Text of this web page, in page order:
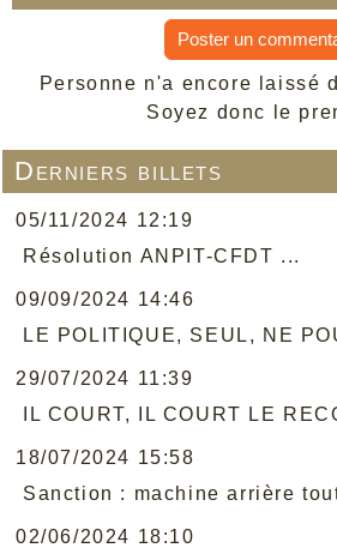
Derniers billets
05/11/2024 12:19
Résolution ANPIT-CFDT ...
09/09/2024 14:46
LE POLITIQUE, SEUL, NE
29/07/2024 11:39
IL COURT, IL COURT LE
18/07/2024 15:58
Sanction : machine arrière
02/06/2024 18:10
Poster un
Personne n'a encore laissé
Soyez donc le